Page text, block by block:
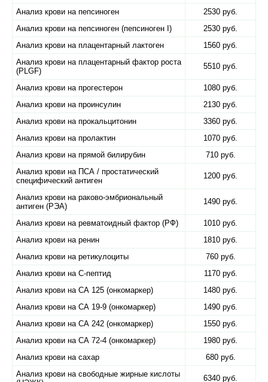
Анализ крови на пепсиноген
2530 руб.
Анализ крови на пепсиноген (пепсиноген I)
2530 руб.
Анализ крови на плацентарный лактоген
1560 руб.
Анализ крови на плацентарный фактор роста
(PLGF)
5510 руб.
Анализ крови на прогестерон
1080 руб.
Анализ крови на проинсулин
2130 руб.
Анализ крови на прокальцитонин
3360 руб.
Анализ крови на пролактин
1070 руб.
Анализ крови на прямой билирубин
710 руб.
Анализ крови на ПСА / простатический
специфический антиген
1200 руб.
Анализ крови на раково-эмбриональный
антиген (РЭА)
1490 руб.
Анализ крови на ревматоидный фактор (РФ)
1010 руб.
Анализ крови на ренин
1810 руб.
Анализ крови на ретикулоциты
760 руб.
Анализ крови на С-пептид
1170 руб.
Анализ крови на СА 125 (онкомаркер)
1480 руб.
Анализ крови на СА 19-9 (онкомаркер)
1490 руб.
Анализ крови на СА 242 (онкомаркер)
1550 руб.
Анализ крови на СА 72-4 (онкомаркер)
1980 руб.
Анализ крови на сахар
680 руб.
Анализ крови на свободные жирные кислоты
6340 руб.